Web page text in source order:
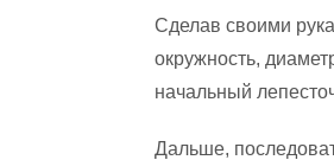
Сделав своими
окружность,
начальный
Дальше,